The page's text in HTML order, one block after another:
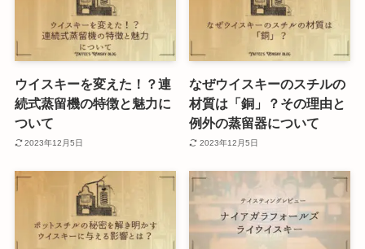
ウイスキーを変えた！？連
続式蒸留機の特徴と魅力に
ついて
2023年12月5日
なぜウイスキーのスチルの
材質は「銅」？その理由と
例外の蒸留器について
2023年12月5日